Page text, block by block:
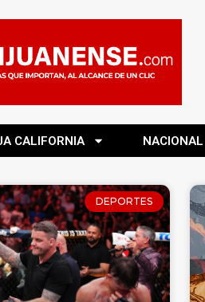
CALIFORNIA NACIONAL
DEPORTES